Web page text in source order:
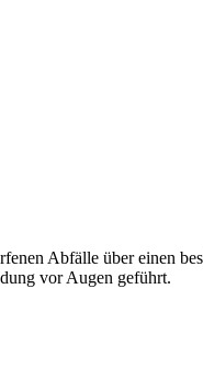
Abfälle über einen
vor Augen geführt.